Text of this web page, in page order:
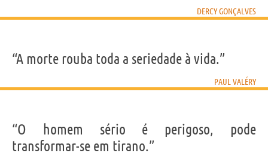
DERCY GONÇALVES
“A morte rouba toda a seriedade à vida.”
PAUL VALÉRY
“O homem sério é perigoso, pode
transformar-se em tirano.”